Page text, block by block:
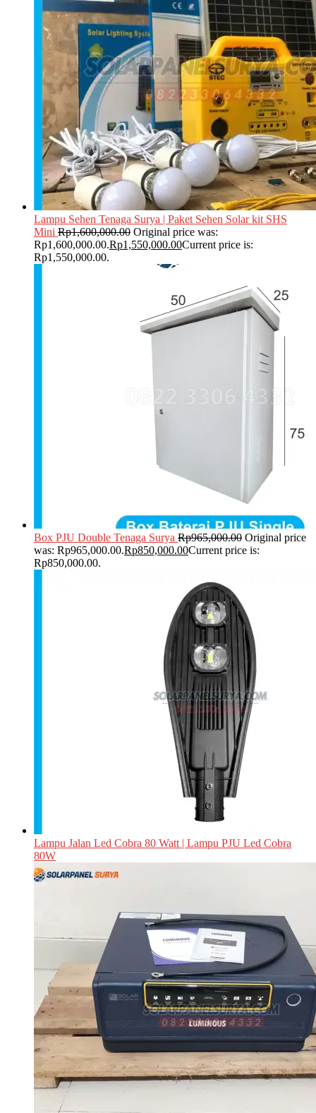
Lampu Sehen Tenaga Surya | Paket Sehen Solar kit SHS
Mini Rp1,600,000.00 Original price was:
Rp1,600,000.00.Rp1,550,000.00Current price is:
Rp1,550,000.00.
Box PJU Double Tenaga Surya Rp965,000.00 Original price
was: Rp965,000.00.Rp850,000.00Current price is:
Rp850,000.00.
Lampu Jalan Led Cobra 80 Watt | Lampu PJU Led Cobra
80W